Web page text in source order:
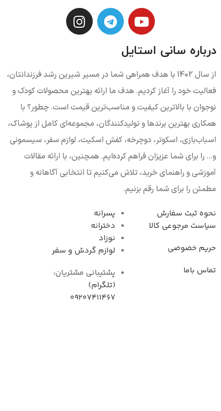
درباره سانی استایل
از سال 1402 با هدف همراهی شما در مسیر شیرین رشد فرزندانتان،
فعالیت خود را آغاز کردیم. هدف ما ارائه بهترین محصولات کودک و
نوجوان با بالاترین کیفیت و مناسب‌ترین قیمت است. چطور؟ با
همکاری بهترین برندها و تولیدکنندگان، مجموعه‌ای کامل از پوشاک،
اسباب‌بازی، اسکوتر، دوچرخه، کفش اسکیت، لوازم سفر، سیسمونی
و... را برای شما عزیزان فراهم کرده‌ایم. همچنین، با ارائه مقالات
آموزشی و راهنمای خرید، تلاش می‌کنیم تا انتخابی آگاهانه و
مطمئن را برای شما رقم بزنیم.
نحوه ثبت سفارش
سیاست مرجوعی کال
حریم خصوصی
تماس باما
پسرانه
دخترانه
نوزاد
لوازم گردش و سفر
پشتیبانی مشتریان:
(تلگرام)
09207411467